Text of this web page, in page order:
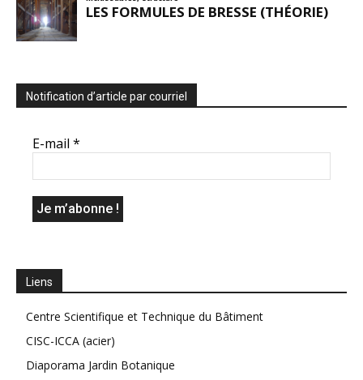
Notification d’article par courriel
E-mail *
Liens
Centre Scientifique et Technique du Bâtiment
CISC-ICCA (acier)
Diaporama Jardin Botanique